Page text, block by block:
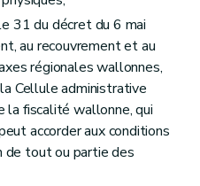
31 du décret du 6 mai
au recouvrement et au
régionales wallonnes,
Cellule administrative
la fiscalité wallonne, qui
accorder aux conditions
de tout ou partie des